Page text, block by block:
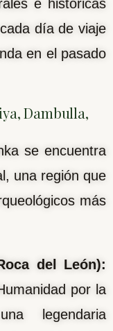
e históricas
día de viaje
en el pasado
Dambulla,
se encuentra
una región que
más
del León):
por la
legendaria